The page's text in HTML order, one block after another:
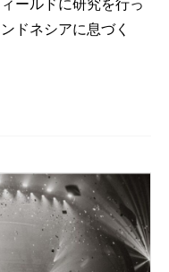
ドネシアに息づく